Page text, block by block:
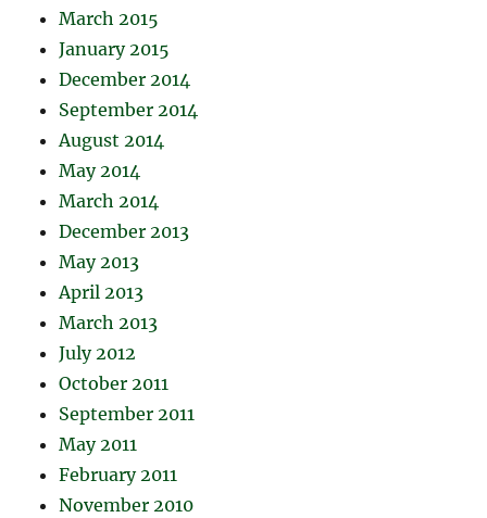
March 2015
January 2015
December 2014
September 2014
August 2014
May 2014
March 2014
December 2013
May 2013
April 2013
March 2013
July 2012
October 2011
September 2011
May 2011
February 2011
November 2010